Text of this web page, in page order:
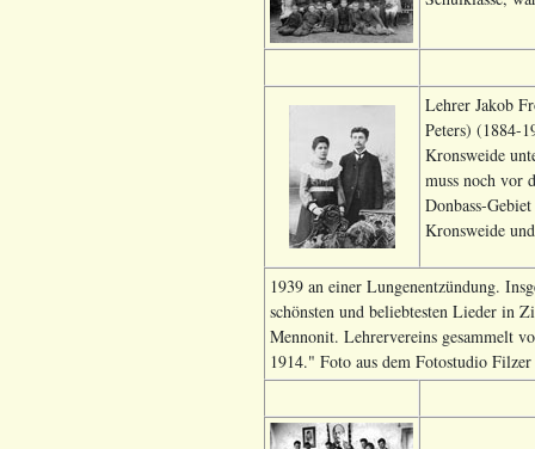
Lehrer Jakob
Peters) (1884-
Kronsweide
muss noch vor
Donbass-
Kronsweide
1939 an einer Lungenentzündung.
schönsten und beliebtesten Lieder in
Mennonit. Lehrervereins gesammelt
1914." Foto aus dem Fotostudio